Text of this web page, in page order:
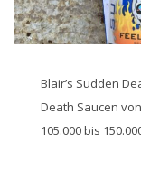
Blair’s Sudden
Death Saucen
105.000 bis